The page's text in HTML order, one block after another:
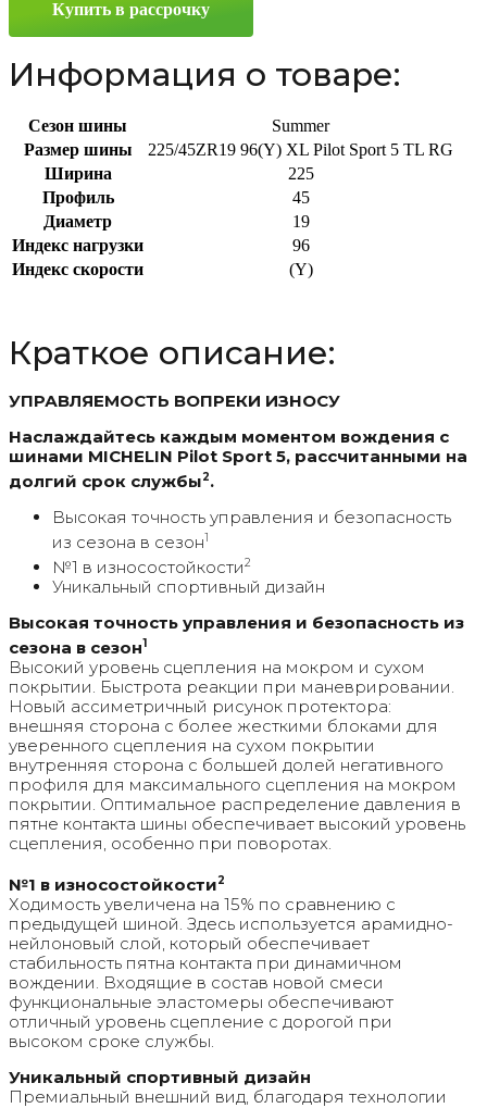
96(Y)
Купить в рассрочку
Информация о товаре:
Сезон шины
Summer
Размер шины
225/45ZR19 96(Y) XL Pilot Sport 5 TL RG
Ширина
225
Профиль
45
Диаметр
19
Индекс нагрузки
96
Индекс скорости
(Y)
Краткое описание:
УПРАВЛЯЕМОСТЬ ВОПРЕКИ ИЗНОСУ
Наслаждайтесь каждым моментом вождения с
шинами MICHELIN Pilot Sport 5, рассчитанными на
долгий срок службы2.
Высокая точность управления и безопасность
из сезона в сезон1
№1 в износостойкости2
Уникальный спортивный дизайн
Высокая точность управления и безопасность из
сезона в сезон1
Высокий уровень сцепления на мокром и сухом
покрытии. Быстрота реакции при маневрировании.
Новый ассиметричный рисунок протектора:
внешняя сторона с более жесткими блоками для
уверенного сцепления на сухом покрытии
внутренняя сторона с большей долей негативного
профиля для максимального сцепления на мокром
покрытии. Оптимальное распределение давления в
пятне контакта шины обеспечивает высокий уровень
сцепления, особенно при поворотах.
№1 в износостойкости2
Ходимость увеличена на 15% по сравнению с
предыдущей шиной. Здесь используется арамидно-
нейлоновый слой, который обеспечивает
стабильность пятна контакта при динамичном
вождении. Входящие в состав новой смеси
функциональные эластомеры обеспечивают
отличный уровень сцепление с дорогой при
высоком сроке службы.
Уникальный спортивный дизайн
Премиальный внешний вид, благодаря технологии